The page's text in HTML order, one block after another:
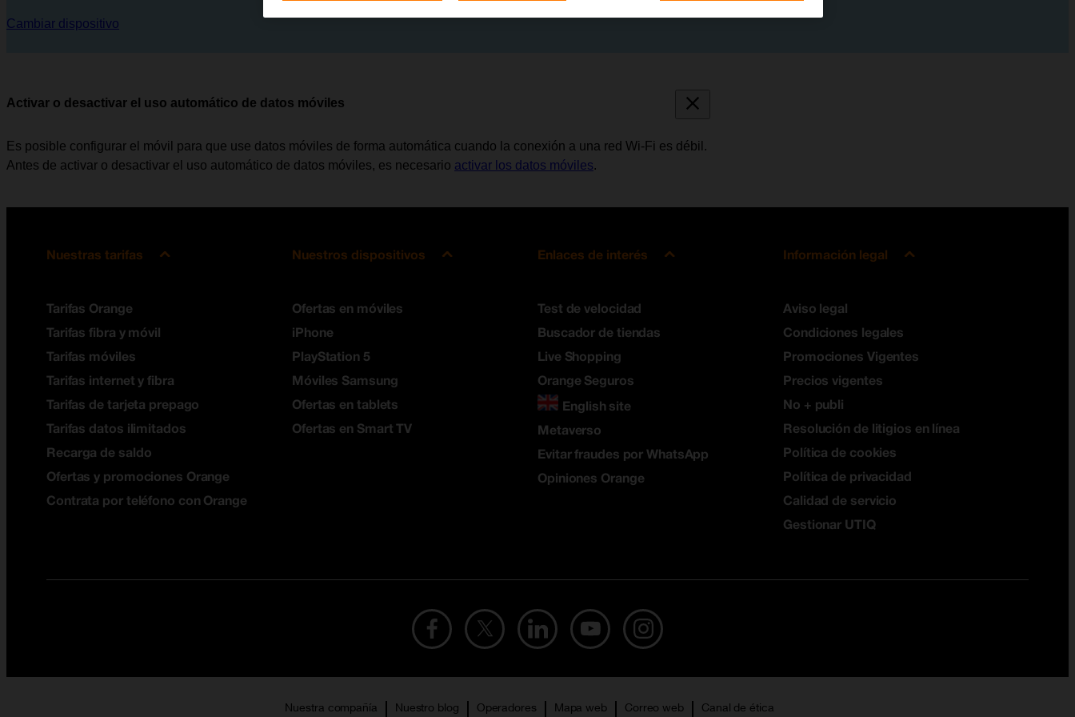
Cambiar dispositivo
Activar o desactivar el uso automático de datos móviles
Es posible configurar el móvil para que use datos móviles de forma automática cuando la conexión a una red Wi-Fi es débil.
Antes de activar o desactivar el uso automático de datos móviles, es necesario activar los datos móviles.
Nuestras tarifas
Tarifas Orange
Tarifas fibra y móvil
Tarifas móviles
Tarifas internet y fibra
Tarifas de tarjeta prepago
Tarifas datos ilimitados
Recarga de saldo
Ofertas y promociones Orange
Contrata por teléfono con Orange
Nuestros dispositivos
Ofertas en móviles
iPhone
PlayStation 5
Móviles Samsung
Ofertas en tablets
Ofertas en Smart TV
Enlaces de interés
Test de velocidad
Buscador de tiendas
Live Shopping
Orange Seguros
English site
Metaverso
Evitar fraudes por WhatsApp
Opiniones Orange
Información legal
Aviso legal
Condiciones legales
Promociones Vigentes
Precios vigentes
No + publi
Resolución de litigios en línea
Política de cookies
Política de privacidad
Calidad de servicio
Gestionar UTIQ
Nuestra compañía Nuestro blog Operadores Mapa web Correo web Canal de ética